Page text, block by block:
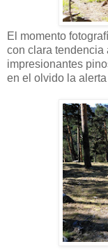
El momento
con clara tendencia
impresionantes
en el olvido la